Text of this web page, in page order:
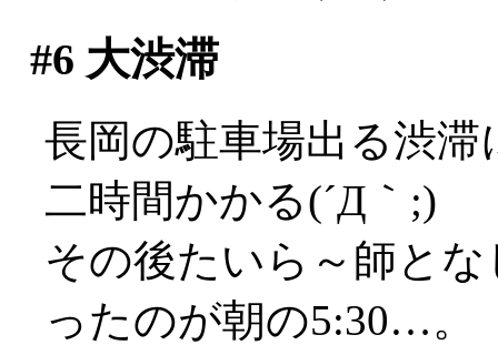
#6 大渋滞
長岡の駐車場出る渋
二時間かかる(´Д｀;)
その後たいら～師と
ったのが朝の5:30…。